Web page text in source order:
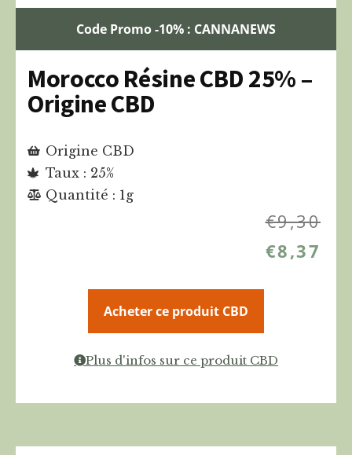
Code Promo -10% : CANNANEWS
Morocco Résine CBD 25% –
Origine CBD
Origine CBD
Taux : 25%
Quantité : 1g
€9,30
€8,37
Acheter ce produit CBD
Plus d'infos sur ce produit CBD